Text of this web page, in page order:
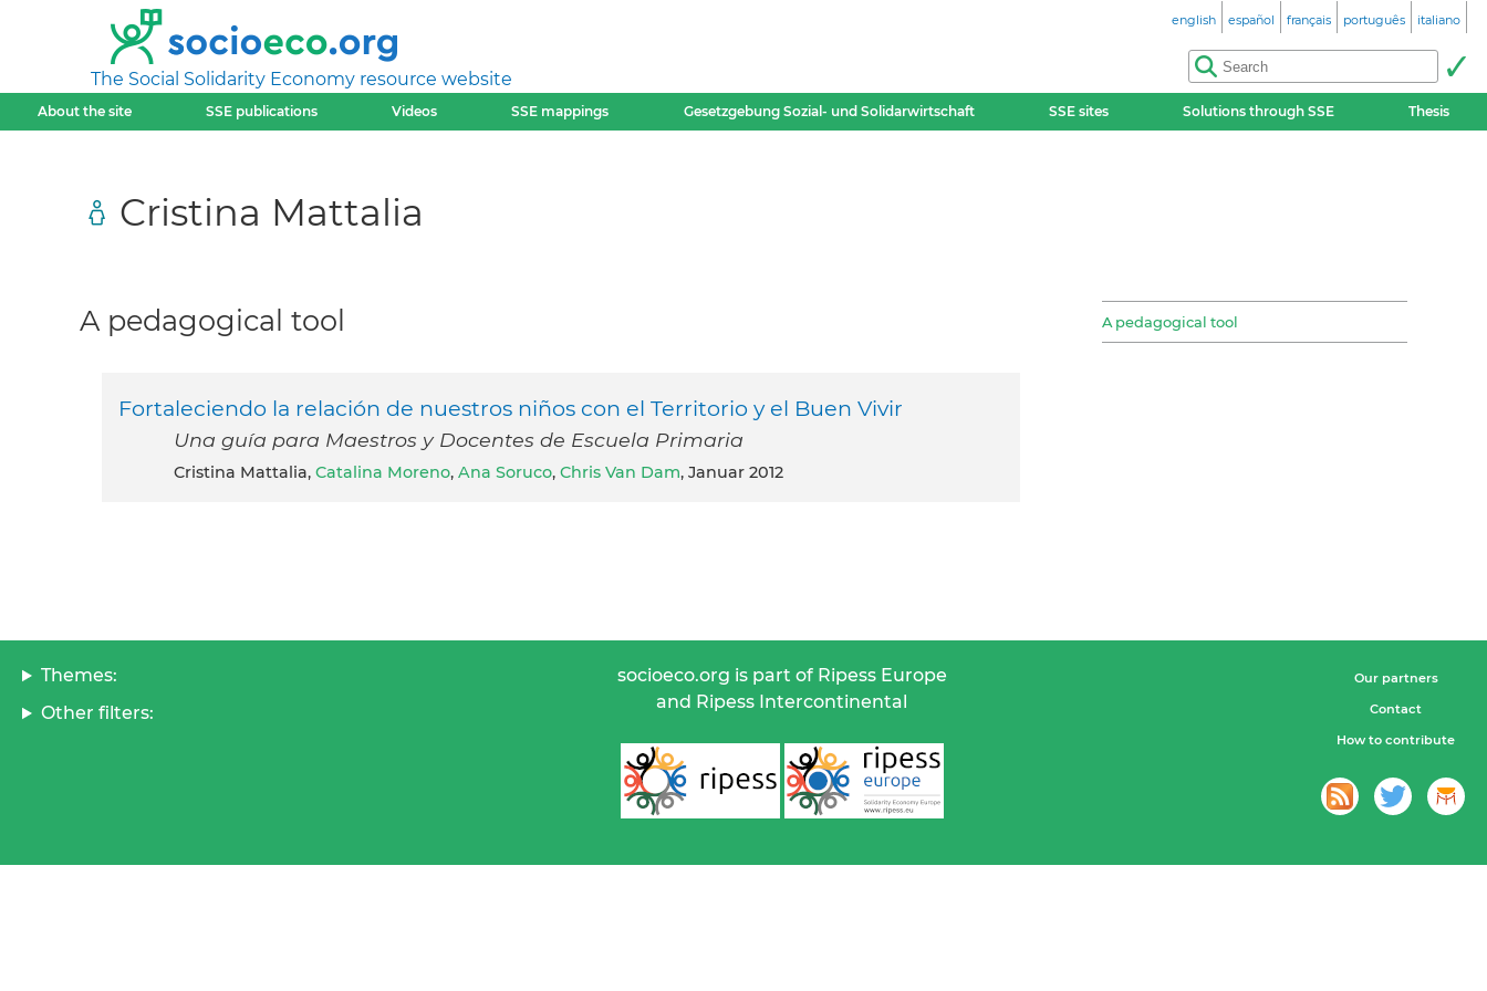
The Social Solidarity Economy resource website
english español français português italiano
About the site SSE publications Videos SSE mappings Gesetzgebung Sozial- und Solidarwirtschaft SSE sites Solutions through SSE Thesis
Cristina Mattalia
A pedagogical tool
A pedagogical tool
Fortaleciendo la relación de nuestros niños con el Territorio y el Buen Vivir
Una guía para Maestros y Docentes de Escuela Primaria
Cristina Mattalia, Catalina Moreno, Ana Soruco, Chris Van Dam, Januar 2012
Themes:
Other filters:
socioeco.org is part of Ripess Europe
and Ripess Intercontinental
Our partners
Contact
How to contribute